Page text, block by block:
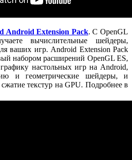
Android Extension Pack. С OpenGL
вычислительные шейдеры,
ваших игр. Android Extension Pack
набором расширений OpenGL ES,
настольных игр на Android,
и геометрические шейдеры, и
сжатие текстур на GPU. Подробнее в